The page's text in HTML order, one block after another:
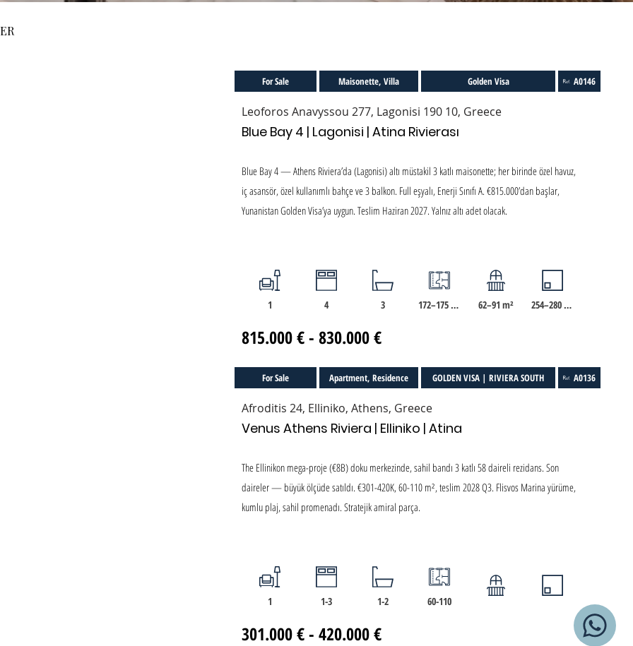
For Sale Maisonette, Villa Golden Visa A0146
Leoforos Anavyssou 277, Lagonisi 190 10, Greece
Blue Bay 4 | Lagonisi | Atina Rivierası
Blue Bay 4 — Athens Riviera’da (Lagonisi) altı müstakil 3 katlı maisonette; her birinde özel havuz,
iç asansör, özel kullanımlı bahçe ve 3 balkon. Full eşyalı, Enerji Sınıfı A. €815.000’dan başlar,
Yunanistan Golden Visa’ya uygun. Teslim Haziran 2027. Yalnız altı adet olacak.
1 4 3 172–175 m² 62–91 m² 254–280 m²
815.000 € - 830.000 €
For Sale Apartment, Residence GOLDEN VISA | RIVIERA SOUTH A0136
Afroditis 24, Elliniko, Athens, Greece
Venus Athens Riviera | Elliniko | Atina
The Ellinikon mega-proje (€8B) doku merkezinde, sahil bandı 3 katlı 58 daireli rezidans. Son
daireler — büyük ölçüde satıldı. €301-420K, 60-110 m², teslim 2028 Q3. Flisvos Marina yürüme,
kumlu plaj, sahil promenadı. Stratejik amiral parça.
1 1-3 1-2 60-110
301.000 € - 420.000 €